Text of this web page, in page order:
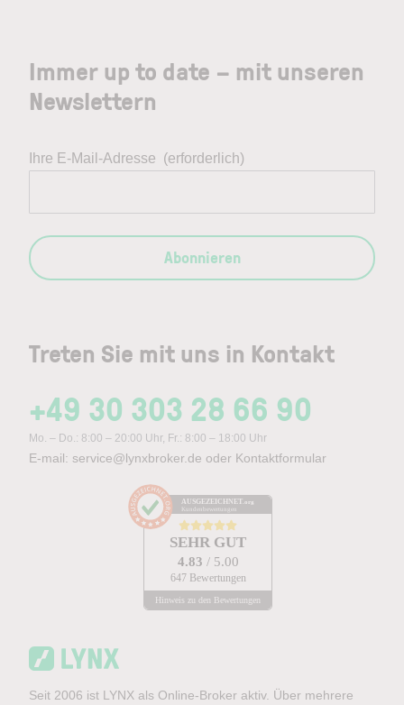
Treten Sie mit uns in Kontakt
+49 30 303 28 66 90
Mo. – Do.: 8:00 – 20:00 Uhr, Fr.: 8:00 – 18:00 Uhr
E-mail: service@lynxbroker.de oder Kontaktformular
AUSGEZEICHNET .org
Kundenbewertungen
SEHR GUT
4.83 / 5.00
647 Bewertungen
Hinweis zu den Bewertungen
Immer up to date – mit unseren
Newslettern
Ihre E-Mail-Adresse (erforderlich)
Abonnieren
Seit 2006 ist LYNX als Online-Broker aktiv. Über mehrere